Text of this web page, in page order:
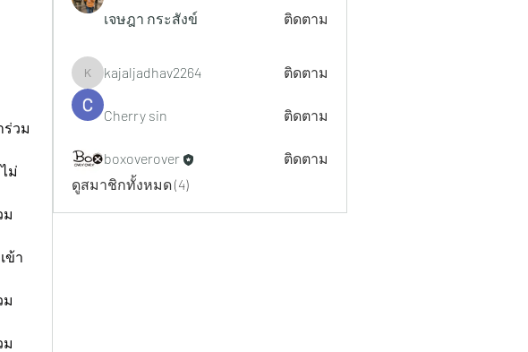
เจษฎา กระสังข์ ติดตาม
kajaljadhav2264
kajaljadhav2264 ติดตาม
Cherry sin ติดตาม
boxoverover
ติดตาม
ดูสมาชิกทั้งหมด (4)